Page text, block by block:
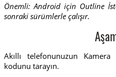
Önemli: Android için Outline
sonraki sürümlerle çalışır.
Akıllı telefonunuzun Kamera
kodunu tarayın.